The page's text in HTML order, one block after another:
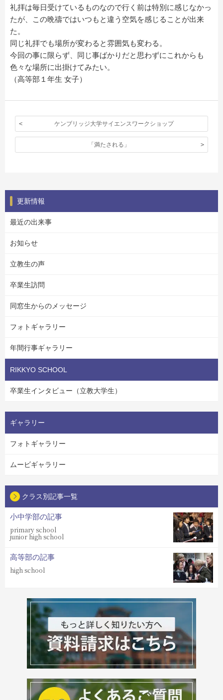
礼拝は毎日受けているものなので行く前は特別に感じなかっ
たが、この晩禱ではいつもと違う空気を感じることが出来
た。
同じ礼拝でも場所が変わると雰囲気も変わる。
今回の事に限らず、同じ事ばかりだと思わずにこれからも
色々な場所に出掛けてみたい。
（高等部１年生 女子）
ケンブリッジ大学サイエンスワークショップ
「満たされる」
更新情報
最近の出来事
お知らせ
立教生の声
卒業生訪問
同窓生からのメッセージ
フォトギャラリー
年間行事ギャラリー
RIKKYO SCHOOL
卒業生インタビュー（立教大学生）
ギャラリー
フォトギャラリー
ムービギャラリー
クラス別記事一覧
小中学部の記事
primary school
junior high school
高等部の記事
high school